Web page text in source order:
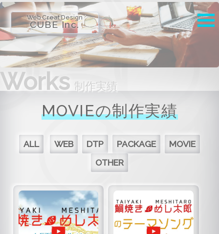
Web Creat Design
CUBE Inc.
Works 制作実績
MOVIEの制作実績
ALL WEB DTP PACKAGE
MOVIE
OTHER